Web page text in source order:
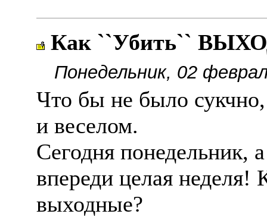
Как ``Убить``
Понедельник, 02
Что бы не было
и веселом.
Сегодня понедельник,
впереди целая неделя!
выходные?